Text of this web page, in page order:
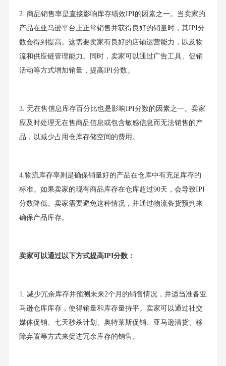
2. 商品销售率是直接影响库存绩效IPI的因素之一。当卖家的
产品在亚马逊平台上正常销售并获得良好的销量时，其IPI分
数会得到提高。这需要卖家有良好的店铺运营能力，以及物
流和供应链管理能力。同时，卖家可以通过广告工具、促销
活动等方式增加销量，提高IPI分数。
3. 无在售信息库存百分比也是影响IPI分数的因素之一。卖家
应及时处理无在售商品信息或包含敏感信息而无法销售的产
品，以减少占用仓库存储空间的费用。
4.物流库存率则是确保销量好的产品在仓库中有充足库存的
标准。如果卖家的现有商品库存在仓库超过90天，会导致IPI
分数降低。卖家需要避免这种情况，并通过物流备货预判来
确保产品库存。
卖家可以通过以下方式提高IPI分数：
1. 减少冗余库存并预测未来2个月的销售情况，并适当准备亚
马逊仓库库存，使得销量和库存量持平。卖家可以通过社交
媒体促销、七天秒杀计划、奥特莱斯促销、亚马逊清货、移
除弃置等方式来促进冗余库存的销售。